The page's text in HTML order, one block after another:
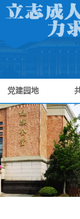
党建园地